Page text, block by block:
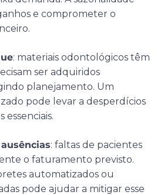
e comprometer o
: materiais odontológicos têm
ser adquiridos
planejamento. Um
pode levar a desperdícios
: faltas de pacientes
o faturamento previsto.
automatizados ou
pode ajudar a mitigar esse